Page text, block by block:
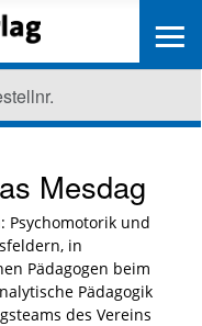
Mesdag
Psychomotorik und
in
Pädagogen beim
Pädagogik
des Vereins
≡